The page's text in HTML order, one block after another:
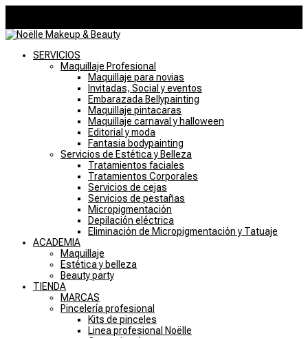
SERVICIOS
Maquillaje Profesional
Maquillaje para novias
Invitadas, Social y eventos
Embarazada Bellypainting
Maquillaje pintacaras
Maquillaje carnaval y halloween
Editorial y moda
Fantasia bodypainting
Servicios de Estética y Belleza
Tratamientos faciales
Tratamientos Corporales
Servicios de cejas
Servicios de pestañas
Micropigmentación
Depilación eléctrica
Eliminación de Micropigmentación y Tatuaje
ACADEMIA
Maquillaje
Estética y belleza
Beauty party
TIENDA
MARCAS
Pincelería profesional
Kits de pinceles
Linea profesional Noëlle